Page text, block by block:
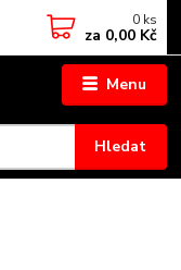
Menu
Hledat
0 ks
za 0,00 Kč